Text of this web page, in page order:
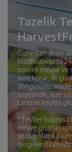
Tazelik
Güneşten ilham
buzdolabınızda
ederek meyve ve
süre korur, ilk
döngüsünü
sayesinde, size
tarzının keyfini
*Testler
meyve grupları
ve depolama